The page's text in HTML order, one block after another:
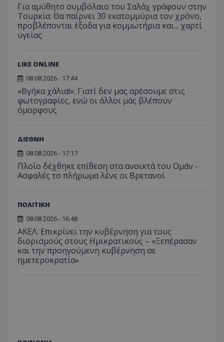
Για αμύθητο συμβόλαιο του Σαλάχ γράφουν στην
Τουρκία: Θα παίρνει 30 εκατομμύρια τον χρόνο,
προβλέπονται έξοδα για κομμωτήρια και... χαρτί
υγείας
LIKE ONLINE
08.08.2026 - 17:44
«Βγήκα χάλια!»: Γιατί δεν μας αρέσουμε στις
φωτογραφίες, ενώ οι άλλοι μάς βλέπουν
όμορφους
ΔΙΕΘΝΗ
08.08.2026 - 17:17
Πλοίο δέχθηκε επίθεση στα ανοικτά του Ομάν -
Ασφαλές το πλήρωμα λένε οι Βρετανοί
ΠΟΛΙΤΙΚΗ
08.08.2026 - 16:48
ΑΚΕΛ: Επικρίνει την κυβέρνηση για τους
διορισμούς στους Ημικρατικούς – «Ξεπέρασαν
και την προηγούμενη κυβέρνηση σε
ημετεροκρατία»